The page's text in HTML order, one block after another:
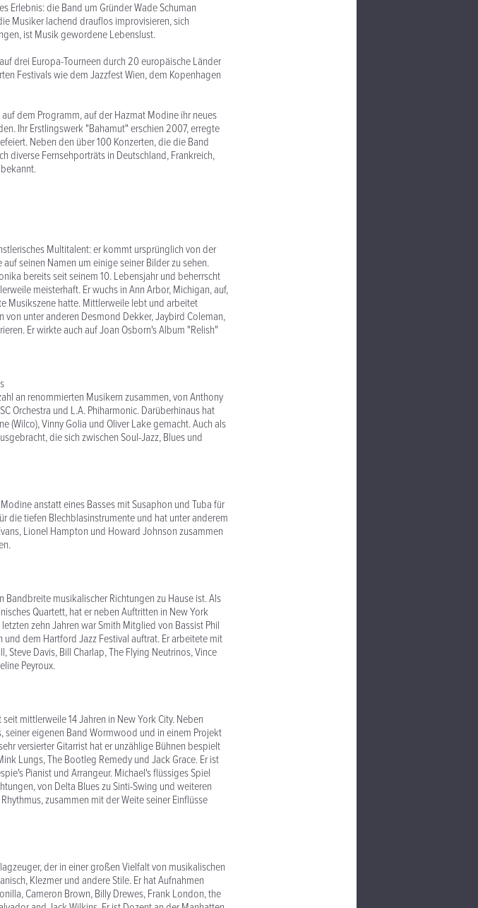
Erlebnis: die Band um Gründer Wade Schuman
Musiker lachend drauflos improvisieren, sich
ist Musik gewordene Lebenslust.
drei Europa-Tourneen durch 20 europäische Länder
Festivals wie dem Jazzfest Wien, dem Kopenhagen
dem Programm, auf der Hazmat Modine ihr neues
Ihr Erstlingswerk "Bahamut" erschien 2007, erregte
Neben den über 100 Konzerten, die die Band
diverse Fernsehporträts in Deutschland, Frankreich,
Multitalent: er kommt ursprünglich von der
seinen Namen um einige seiner Bilder zu sehen.
bereits seit seinem 10. Lebensjahr und beherrscht
meisterhaft. Er wuchs in Ann Arbor, Michigan, auf,
Musikszene hatte. Mittlerweile lebt und arbeitet
von unter anderen Desmond Dekker, Jaybird Coleman,
Er wirkte auch auf Joan Osborn's Album "Relish"
an renommierten Musikern zusammen, von Anthony
Orchestra und L.A. Phiharmonic. Darüberhinaus hat
(Wilco), Vinny Golia und Oliver Lake gemacht. Auch als
die sich zwischen Soul-Jazz, Blues und
anstatt eines Basses mit Susaphon und Tuba für
die tiefen Blechblasinstrumente und hat unter anderem
Lionel Hampton und Howard Johnson zusammen
musikalischer Richtungen zu Hause ist. Als
Quartett, hat er neben Auftritten in New York
zehn Jahren war Smith Mitglied von Bassist Phil
dem Hartford Jazz Festival auftrat. Er arbeitete mit
Steve Davis, Bill Charlap, The Flying Neutrinos, Vince
Peyroux.
mittlerweile 14 Jahren in New York City. Neben
seiner eigenen Band Wormwood und in einem Projekt
versierter Gitarrist hat er unzählige Bühnen bespielt
Lungs, The Bootleg Remedy und Jack Grace. Er ist
Pianist und Arrangeur. Michael's flüssiges Spiel
von Delta Blues zu Sinti-Swing und weiteren
zusammen mit der Weite seiner Einflüsse
der in einer großen Vielfalt von musikalischen
Klezmer und andere Stile. Er hat Aufnahmen
Cameron Brown, Billy Drewes, Frank London, the